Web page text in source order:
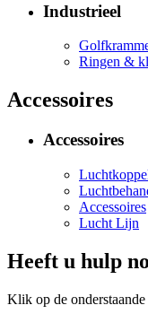
Industrieel
Ringen &
Accessoires
Accessoires
Accessoires
Lucht Lijn
Heeft u hulp
Klik op de